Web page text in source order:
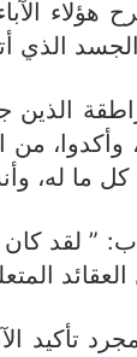
الذي
الذين
وأكدوا،
ما له،
” لقد كان
تأكيد